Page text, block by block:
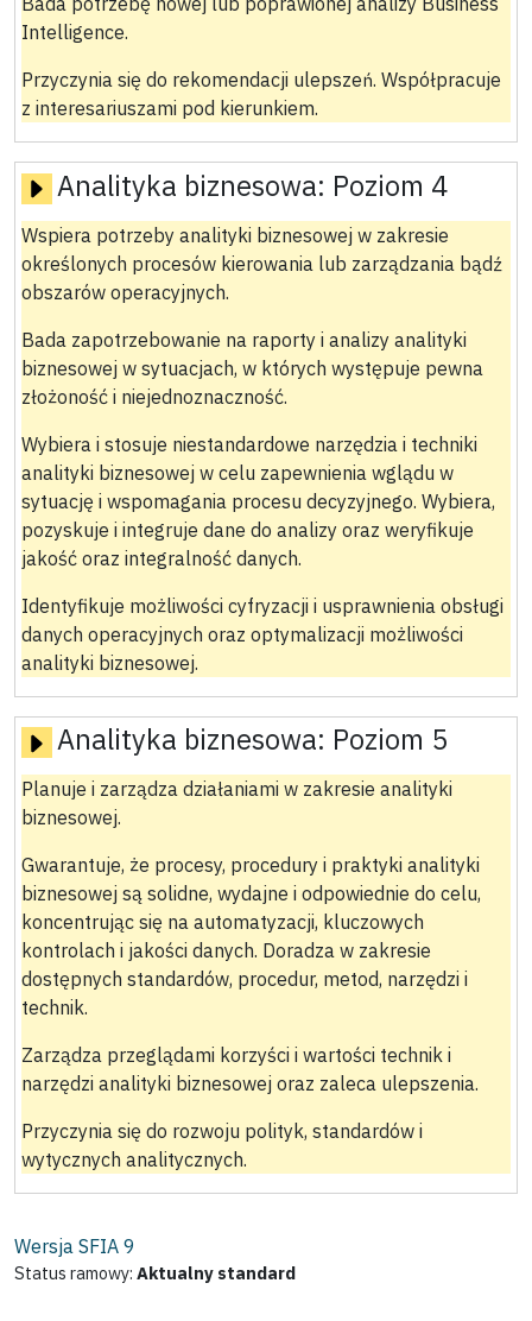
Intelligence.
Przyczynia się do rekomendacji ulepszeń. Współpracuje
z interesariuszami pod kierunkiem.
Analityka biznesowa: Poziom 4
Wspiera potrzeby analityki biznesowej w zakresie
określonych procesów kierowania lub zarządzania bądź
obszarów operacyjnych.
Bada zapotrzebowanie na raporty i analizy analityki
biznesowej w sytuacjach, w których występuje pewna
złożoność i niejednoznaczność.
Wybiera i stosuje niestandardowe narzędzia i techniki
analityki biznesowej w celu zapewnienia wglądu w
sytuację i wspomagania procesu decyzyjnego. Wybiera,
pozyskuje i integruje dane do analizy oraz weryfikuje
jakość oraz integralność danych.
Identyfikuje możliwości cyfryzacji i usprawnienia obsługi
danych operacyjnych oraz optymalizacji możliwości
analityki biznesowej.
Analityka biznesowa: Poziom 5
Planuje i zarządza działaniami w zakresie analityki
biznesowej.
Gwarantuje, że procesy, procedury i praktyki analityki
biznesowej są solidne, wydajne i odpowiednie do celu,
koncentrując się na automatyzacji, kluczowych
kontrolach i jakości danych. Doradza w zakresie
dostępnych standardów, procedur, metod, narzędzi i
technik.
Zarządza przeglądami korzyści i wartości technik i
narzędzi analityki biznesowej oraz zaleca ulepszenia.
Przyczynia się do rozwoju polityk, standardów i
wytycznych analitycznych.
Wersja SFIA 9
Status ramowy: Aktualny standard